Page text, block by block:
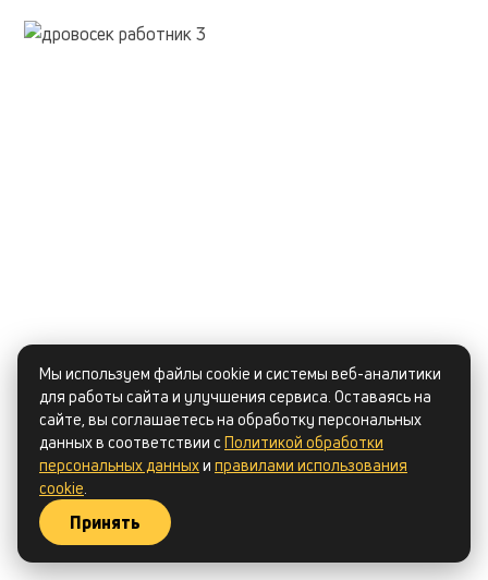
Мы используем файлы cookie и системы веб-аналитики
для работы сайта и улучшения сервиса. Оставаясь на
сайте, вы соглашаетесь на обработку персональных
данных в соответствии сПолитикой обработки
персональных данныхи правилами использования
cookie.
Принять